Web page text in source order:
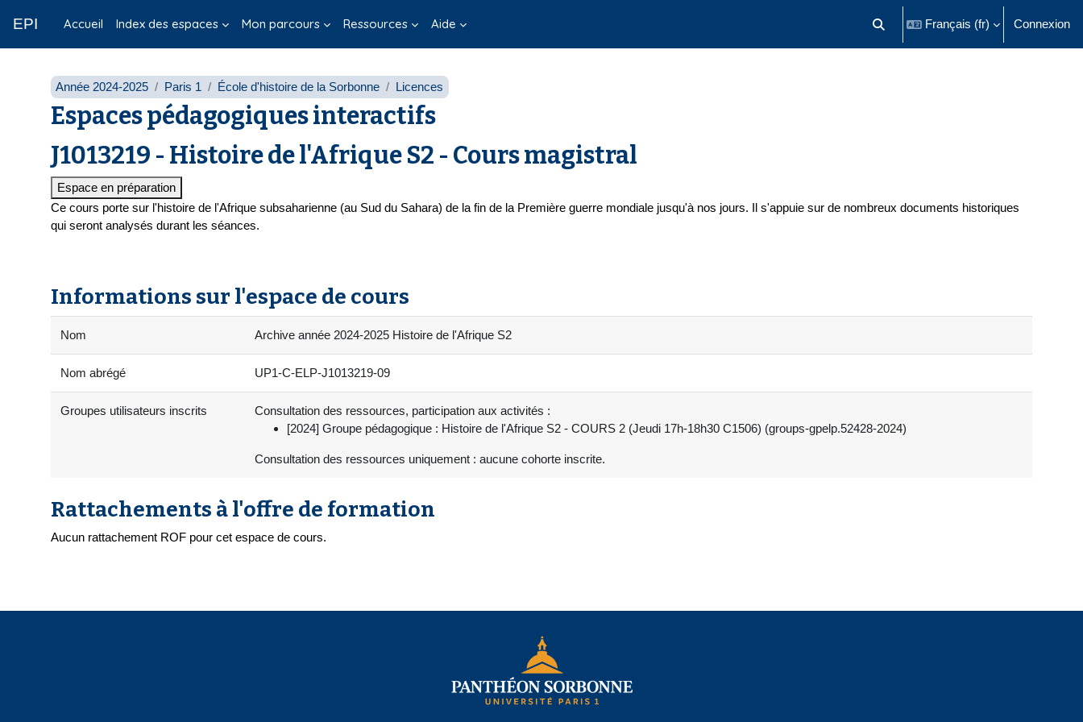
EPI Accueil Index des espaces Mon parcours Ressources Aide Activer/désactiver la saisie de
Français ‎(fr)‎ Connexion
Année 2024-2025 Paris 1 École d'histoire de la Sorbonne Licences
Espaces pédagogiques interactifs
J1013219 - Histoire de l'Afrique S2 - Cours magistral
Espace en préparation
Ce cours porte sur l'histoire de l'Afrique subsaharienne (au Sud du Sahara) de la fin de la Première guerre mondiale jusqu'à nos jours. Il s'appuie sur de nombreux documents historiques
qui seront analysés durant les séances.
Informations sur l'espace de cours
Nom Archive année 2024-2025 Histoire de l'Afrique S2
Nom abrégé UP1-C-ELP-J1013219-09
Groupes utilisateurs inscrits
Consultation des ressources, participation aux activités :
[2024] Groupe pédagogique : Histoire de l'Afrique S2 - COURS 2 (Jeudi 17h-18h30 C1506) (groups-gpelp.52428-2024)
Consultation des ressources uniquement : aucune cohorte inscrite.
Rattachements à l'offre de formation
Aucun rattachement ROF pour cet espace de cours.